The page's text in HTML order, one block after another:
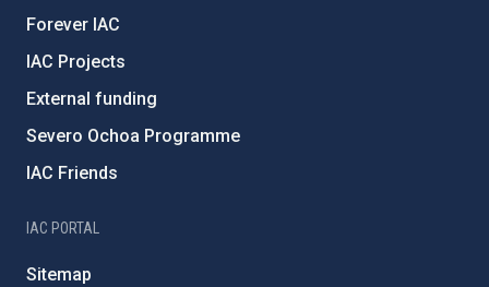
Forever IAC
IAC Projects
External funding
Severo Ochoa Programme
IAC Friends
IAC PORTAL
Sitemap